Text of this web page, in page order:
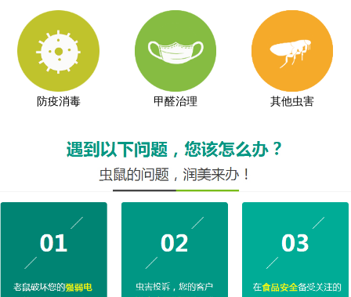
防疫消毒 甲醛治理 其他虫害